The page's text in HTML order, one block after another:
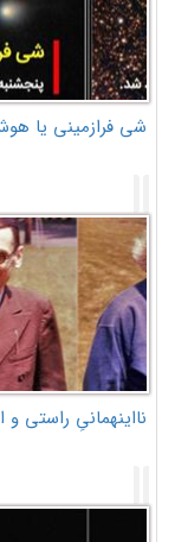
شی فرازمینی یا
نااینهمانیِ راستی و